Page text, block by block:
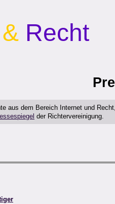
& Recht
aus dem Bereich Internet und
der Richtervereinigung.